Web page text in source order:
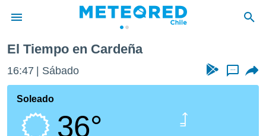
de
por
que se
El Tiempo en Cardeña
16:47 Sábado ...
Soleado
36°